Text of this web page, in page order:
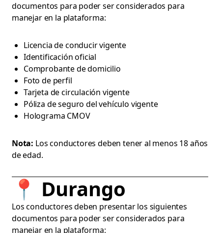
documentos para poder ser considerados para
manejar en la plataforma:
Licencia de conducir vigente
Identificación oficial
Comprobante de domicilio
Foto de perfil
Tarjeta de circulación vigente
Póliza de seguro del vehículo vigente
Holograma CMOV
Nota: Los conductores deben tener al menos 18 años
de edad.
📍 Durango
Los conductores deben presentar los siguientes
documentos para poder ser considerados para
manejar en la plataforma: